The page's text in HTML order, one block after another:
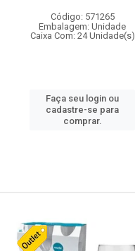
Código: 571265
Embalagem: Unidade
Caixa Com: 24 Unidade(s)
Faça seu login ou
cadastre-se para
comprar.